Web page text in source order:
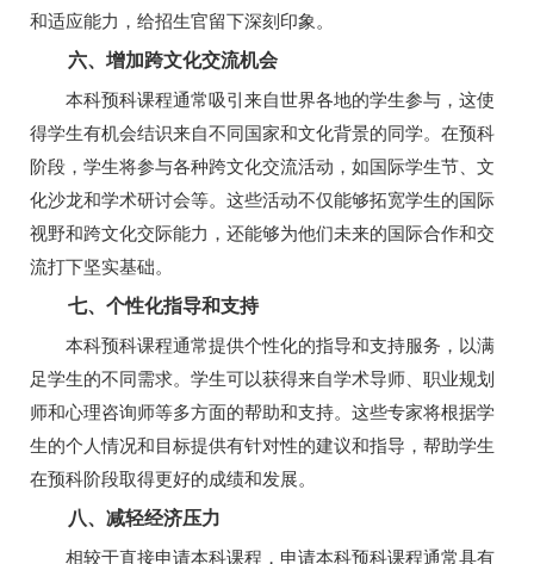
和适应能力，给招生官留下深刻印象。
六、增加跨文化交流机会
本科预科课程通常吸引来自世界各地的学生参与，这使
得学生有机会结识来自不同国家和文化背景的同学。在预科
阶段，学生将参与各种跨文化交流活动，如国际学生节、文
化沙龙和学术研讨会等。这些活动不仅能够拓宽学生的国际
视野和跨文化交际能力，还能够为他们未来的国际合作和交
流打下坚实基础。
七、个性化指导和支持
本科预科课程通常提供个性化的指导和支持服务，以满
足学生的不同需求。学生可以获得来自学术导师、职业规划
师和心理咨询师等多方面的帮助和支持。这些专家将根据学
生的个人情况和目标提供有针对性的建议和指导，帮助学生
在预科阶段取得更好的成绩和发展。
八、减轻经济压力
相较于直接申请本科课程，申请本科预科课程通常具有